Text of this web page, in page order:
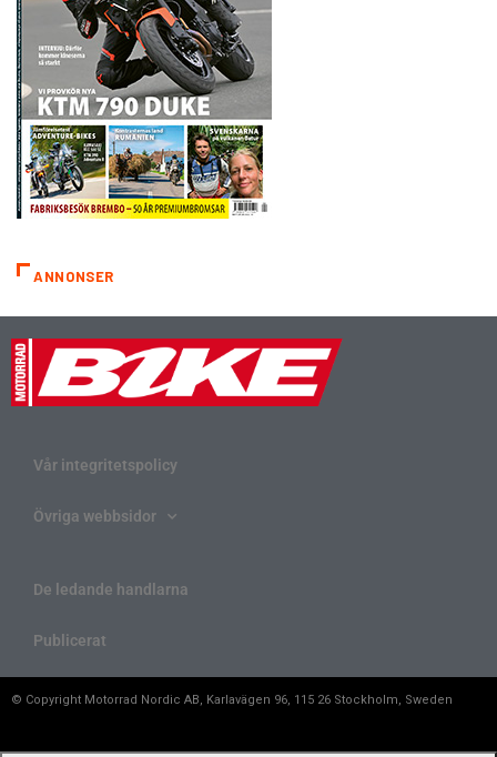
ANNONSER
Vår integritetspolicy
Övriga webbsidor
De ledande handlarna
Publicerat
© Copyright Motorrad Nordic AB, Karlavägen 96, 115 26 Stockholm, Sweden